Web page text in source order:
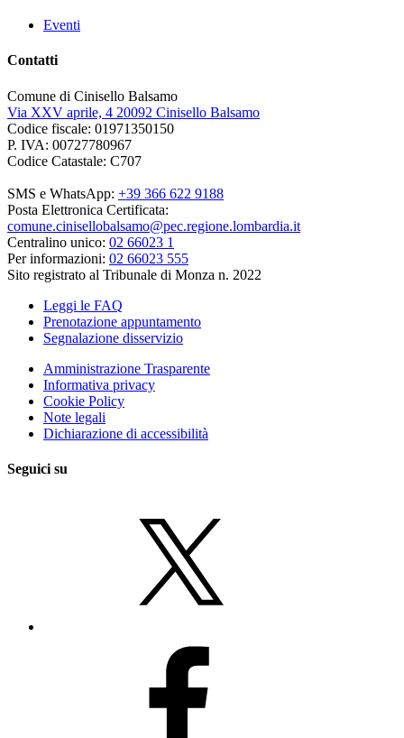
Eventi
Contatti
Comune di Cinisello Balsamo
Via XXV aprile, 4 20092 Cinisello Balsamo
Codice fiscale: 01971350150
P. IVA: 00727780967
Codice Catastale: C707
SMS e WhatsApp: +39 366 622 9188
Posta Elettronica Certificata:
comune.cinisellobalsamo@pec.regione.lombardia.it
Centralino unico: 02 66023 1
Per informazioni: 02 66023 555
Sito registrato al Tribunale di Monza n. 2022
Leggi le FAQ
Prenotazione appuntamento
Segnalazione disservizio
Amministrazione Trasparente
Informativa privacy
Cookie Policy
Note legali
Dichiarazione di accessibilità
Seguici su